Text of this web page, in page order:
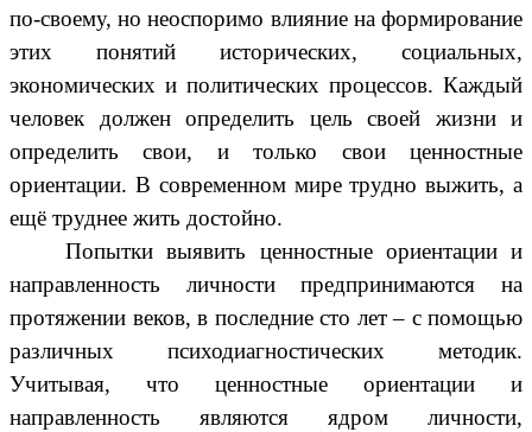
по-своему, но неоспоримо влияние на формирование
этих понятий исторических, социальных,
экономических и политических процессов. Каждый
человек должен определить цель своей жизни и
определить свои, и только свои ценностные
ориентации. В современном мире трудно выжить, а
ещё труднее жить достойно.
Попытки выявить ценностные ориентации и
направленность личности предпринимаются на
протяжении веков, в последние сто лет – с помощью
различных психодиагностических методик.
Учитывая, что ценностные ориентации и
направленность являются ядром личности,